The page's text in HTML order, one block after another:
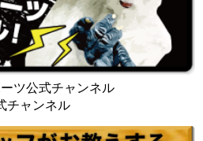
ツ公式チャンネル
チャンネル